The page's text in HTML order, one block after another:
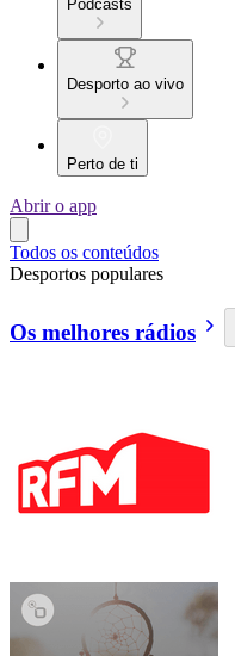
Podcasts
Desporto ao vivo
Perto de ti
Abrir o app
Todos os conteúdos
Desportos populares
Os melhores rádios